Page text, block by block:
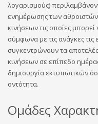
λογαρισμούς)
ενημέρωσης των
κινήσεων τις οποίες
σύμφωνα με τις ανάγκες τις
συγκεντρώνουν τα
κινήσεων σε επίπεδο
δημιουργία εκτυπωτικών
οντότητα.
Ομάδες